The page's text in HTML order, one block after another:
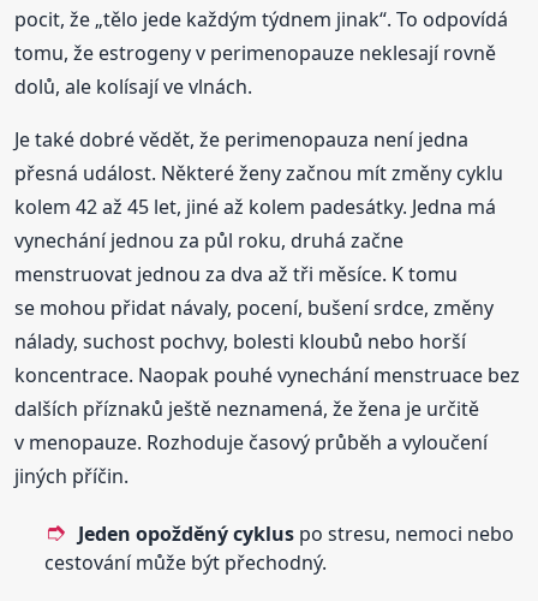
pocit, že „tělo jede každým týdnem jinak“. To odpovídá
tomu, že estrogeny v perimenopauze neklesají rovně
dolů, ale kolísají ve vlnách.
Je také dobré vědět, že perimenopauza není jedna
přesná událost. Některé ženy začnou mít změny cyklu
kolem 42 až 45 let, jiné až kolem padesátky. Jedna má
vynechání jednou za půl roku, druhá začne
menstruovat jednou za dva až tři měsíce. K tomu
se mohou přidat návaly, pocení, bušení srdce, změny
nálady, suchost pochvy, bolesti kloubů nebo horší
koncentrace. Naopak pouhé vynechání menstruace bez
dalších příznaků ještě neznamená, že žena je určitě
v menopauze. Rozhoduje časový průběh a vyloučení
jiných příčin.
Jeden opožděný cyklus po stresu, nemoci nebo
cestování může být přechodný.